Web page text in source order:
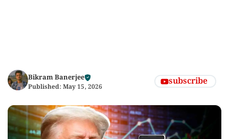
Bikram Banerjee
Published: May 15, 2026 subscribe